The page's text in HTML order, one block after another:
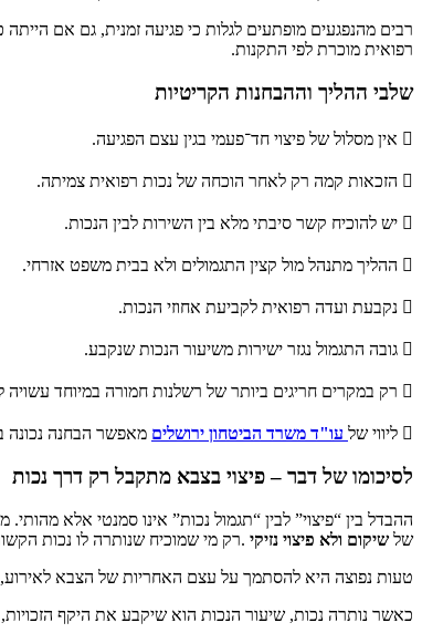
רבים מהנפגעים מופתעים לגלות כי פגיעה זמנית, גם אם
רפואית מוכרת לפי התקנות.
שלבי ההליך וההבחנות הקריטיות
 אין מסלול של פיצוי חד־פעמי בגין עצם הפגיעה.
 הזכאות קמה רק לאחר הוכחה של נכות רפואית צמיתה.
 יש להוכיח קשר סיבתי מלא בין השירות לבין הנכות.
 ההליך מתנהל מול קצין התגמולים ולא בבית משפט אזרחי.
 נקבעת ועדה רפואית לקביעת אחוזי הנכות.
 גובה התגמול נגזר ישירות משיעור הנכות שנקבע.
 רק במקרים חריגים ביותר של רשלנות חמורה במיוחד עשויה להתפתח עילת תביעה אזרחית נפרדת.
 ליווי של עו"ד משרד הביטחון ירושלים מאפשר הבחנה נכונה
לסיכומו של דבר – פיצוי בצבא מתקבל רק דרך נכות
ההבדל בין “פיצוי” לבין “תגמול נכות” אינו סמנטי אלא
של שיקום ולא פיצוי נזיקי .רק מי שמוכיח שנותרה לו נכות
טעות נפוצה היא להסתמך על עצם האחריות של הצבא
כאשר נותרה נכות, שיעור הנכות הוא שיקבע את היקף